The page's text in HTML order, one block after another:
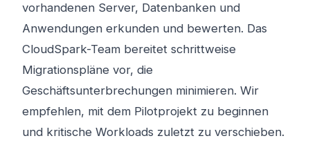
vorhandenen Server, Datenbanken und
Anwendungen erkunden und bewerten. Das
CloudSpark-Team bereitet schrittweise
Migrationspläne vor, die
Geschäftsunterbrechungen minimieren. Wir
empfehlen, mit dem Pilotprojekt zu beginnen
und kritische Workloads zuletzt zu verschieben.